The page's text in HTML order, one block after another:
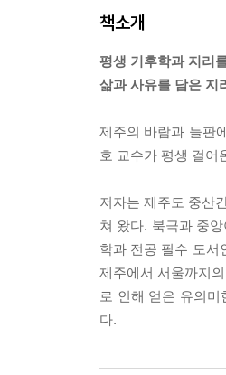
책소개
평생 기후학과 지리
삶과 사유를 담은 지
제주의 바람과 들판
호 교수가 평생 걸어
저자는 제주도 중산
쳐 왔다. 북극과 중
학과 전공 필수 도서
제주에서 서울까지
로 인해 얻은 유의
다.